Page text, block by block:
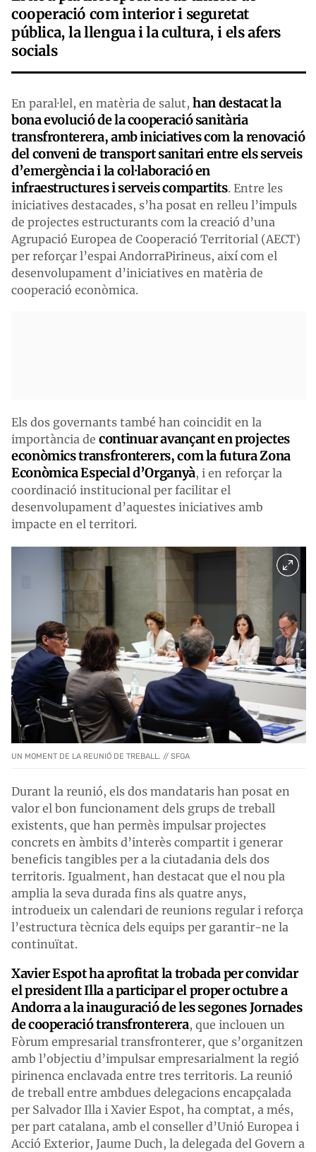
cooperació com interior i seguretat
pública, la llengua i la cultura, i els afers
socials
En paral·lel, en matèria de salut, han destacat la
bona evolució de la cooperació sanitària
transfronterera, amb iniciatives com la renovació
del conveni de transport sanitari entre els serveis
d’emergència i la col·laboració en
infraestructures i serveis compartits. Entre les
iniciatives destacades, s’ha posat en relleu l’impuls
de projectes estructurants com la creació d’una
Agrupació Europea de Cooperació Territorial (AECT)
per reforçar l’espai AndorraPirineus, així com el
desenvolupament d’iniciatives en matèria de
cooperació econòmica.
Els dos governants també han coincidit en la
importància de continuar avançant en projectes
econòmics transfronterers, com la futura Zona
Econòmica Especial d’Organyà, i en reforçar la
coordinació institucional per facilitar el
desenvolupament d’aquestes iniciatives amb
impacte en el territori.
UN MOMENT DE LA REUNIÓ DE TREBALL. // SFGA
Durant la reunió, els dos mandataris han posat en
valor el bon funcionament dels grups de treball
existents, que han permès impulsar projectes
concrets en àmbits d’interès compartit i generar
beneficis tangibles per a la ciutadania dels dos
territoris. Igualment, han destacat que el nou pla
amplia la seva durada fins als quatre anys,
introdueix un calendari de reunions regular i reforça
l’estructura tècnica dels equips per garantir-ne la
continuïtat.
Xavier Espot ha aprofitat la trobada per convidar
el president Illa a participar el proper octubre a
Andorra a la inauguració de les segones Jornades
de cooperació transfronterera, que inclouen un
Fòrum empresarial transfronterer, que s’organitzen
amb l’objectiu d’impulsar empresarialment la regió
pirinenca enclavada entre tres territoris. La reunió
de treball entre ambdues delegacions encapçalada
per Salvador Illa i Xavier Espot, ha comptat, a més,
per part catalana, amb el conseller d’Unió Europea i
Acció Exterior, Jaume Duch, la delegada del Govern a